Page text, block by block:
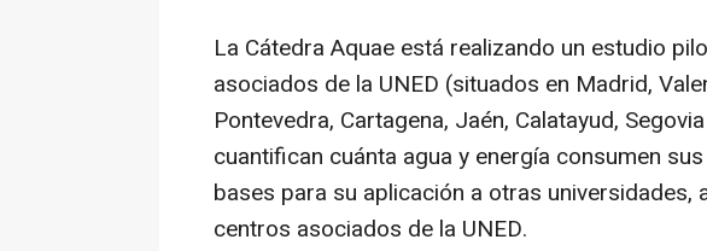
La Cátedra Aquae está realizando un estudio
asociados de la UNED (situados en Madrid,
Pontevedra, Cartagena, Jaén, Calatayud,
cuantifican cuánta agua y energía consumen
bases para su aplicación a otras universidades,
centros asociados de la UNED.